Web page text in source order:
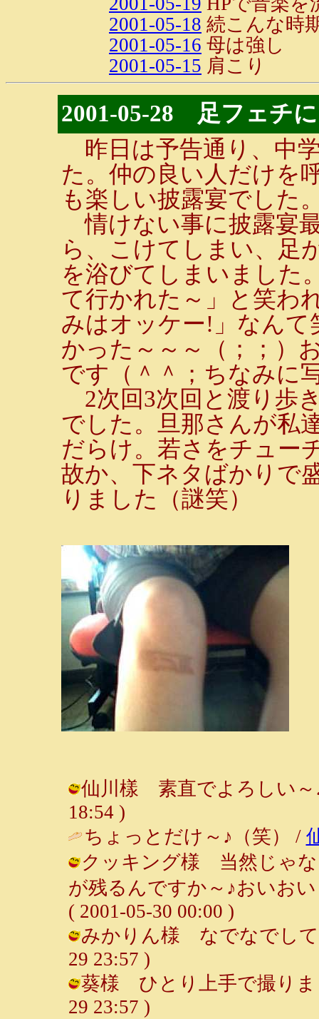
2001-05-18 続こんな時
2001-05-16 母は強し
2001-05-15 肩こり
2001-05-28 足フェチ
昨日は予告通り、中
た。仲の良い人だけを
も楽しい披露宴でした
情けない事に披露宴
ら、こけてしまい、足
を浴びてしまいました
て行かれた～」と笑わ
みはオッケー!」なん
かった～～～（；；）
です（＾＾；ちなみに
2次回3次回と渡り歩
でした。旦那さんが私
だらけ。若さをチュー
故か、下ネタばかりで
りました（謎笑）
仙川樣 素直でよろしい～
18:54 )
ちょっとだけ～♪（笑） /
クッキング様 当然じゃな
が残るんですか～♪おいお
( 2001-05-30 00:00 )
みかりん様 なでなでして
29 23:57 )
葵様 ひとり上手で撮りま
29 23:57 )